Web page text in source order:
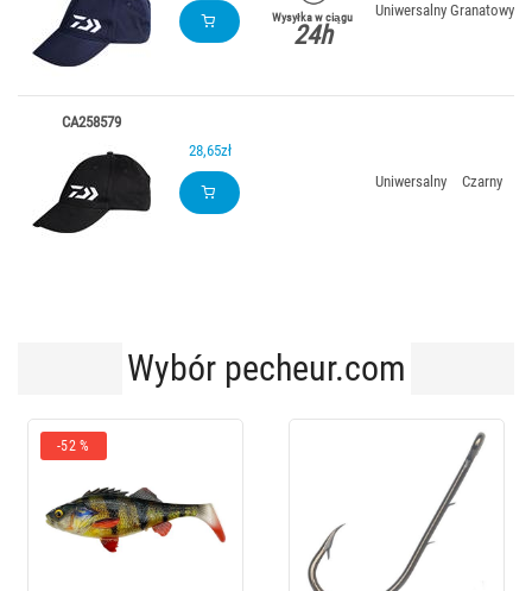
Wysyłka w ciągu
24h
Uniwersalny Granatowy
CA258579
28,65zł
Uniwersalny
Czarny
Wybór pecheur.com
-52 %